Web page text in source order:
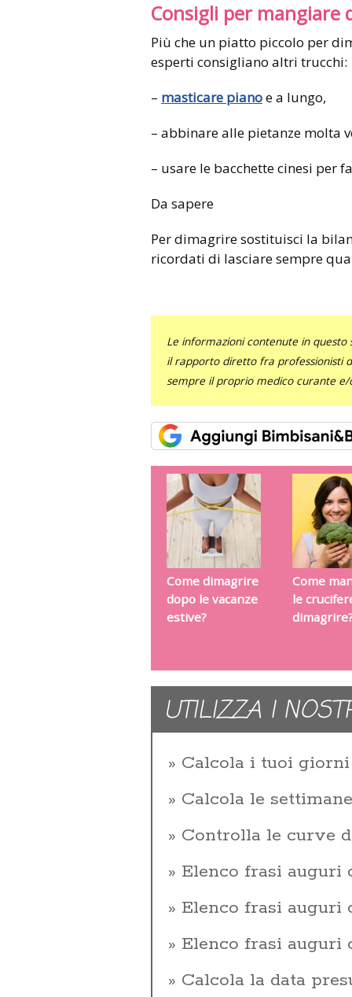
Consigli per mangiare
Più che un piatto piccolo per
esperti consigliano altri trucchi:
– masticare pianoe a lungo,
– abbinare alle pietanze molta
– usare le bacchette cinesi per
Da sapere
Per dimagrire sostituisci la
ricordati di lasciare sempre
Le informazioni contenute in
il rapporto diretto fra professionisti
sempre il proprio medico curante e/
Come dimagrire
dopo le vacanze
estive?
Come
le
UTILIZZA I
Calcola i tuoi
Calcola le
Controlla le curve
Elenco frasi auguri
Elenco frasi auguri
Elenco frasi auguri
Calcola la data